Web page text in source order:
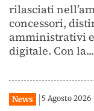
rilasciati
concessori,
amministrativi
digitale. Con la...
News 5 Agosto 2026